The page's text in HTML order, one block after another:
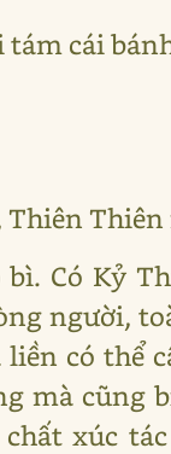
cái
Thiên
Có Kỷ
người,
có thể
mà cũng
xúc